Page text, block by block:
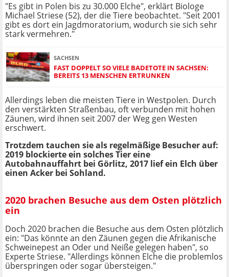
"Es gibt in Polen bis zu 30.000 Elche", erklärt Biologe
Michael Striese (52), der die Tiere beobachtet. "Seit 2001
gibt es dort ein Jagdmoratorium, wodurch sie sich sehr
stark vermehren."
SACHSEN
FAST DOPPELT SO VIELE BADETOTE IN SACHSEN:
BEREITS 13 MENSCHEN ERTRUNKEN
Allerdings leben die meisten Tiere in Westpolen. Durch
den verstärkten Straßenbau, oft verbunden mit hohen
Zäunen, wird ihnen seit 2007 der Weg gen Westen
erschwert.
Trotzdem tauchen sie als regelmäßige Besucher auf:
2019 blockierte ein solches Tier eine
Autobahnauffahrt bei Görlitz, 2017 lief ein Elch über
einen Acker bei Sohland.
2020 brachen Besuche aus dem Osten plötzlich
ein
Doch 2020 brachen die Besuche aus dem Osten plötzlich
ein: "Das könnte an den Zäunen gegen die Afrikanische
Schweinepest an Oder und Neiße gelegen haben", so
Experte Striese. "Allerdings können Elche die problemlos
überspringen oder sogar übersteigen."